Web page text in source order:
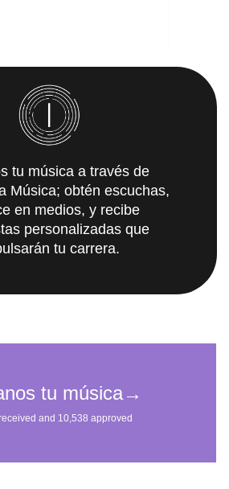
tu música a través de
Música; obtén escuchas,
en medios, y recibe
personalizadas que
tu carrera.